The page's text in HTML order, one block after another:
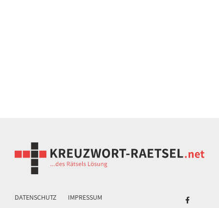
DATENSCHUTZ IMPRESSUM